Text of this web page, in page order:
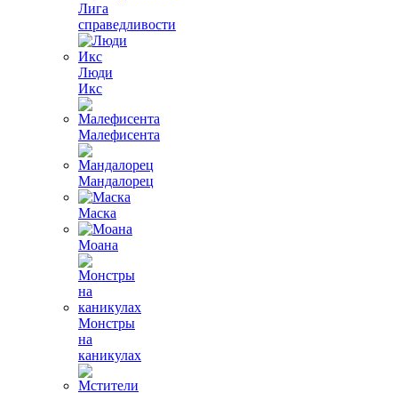
Лига
справедливости
Люди
Икс
Малефисента
Мандалорец
Маска
Моана
Монстры
на
каникулах